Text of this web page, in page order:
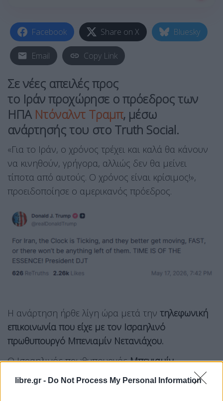
libre.gr - Do Not Process My Personal Information
Facebook Share on X Bluesky
Email Copy Link
Σε νέες απειλές προς
το Ιράνπροχώρησε ο πρόεδρος των
ΗΠΑ Ντόναλντ Τραμπ, μέσω
ανάρτησής του στο Truth Social.
«Για το Ιράν, ο χρόνος τρέχει και καλά θα κάνουν
να κινηθούν, γρήγορα, αλλιώς δεν θα μείνει
τίποτα από αυτούς. Ο χρόνος είναι κρίσιμος!»,
προειδοποίησε ο αμερικανός πρόεδρος.
Η ανάρτηση ήρθε λίγη ώρα μετά την τηλεφωνική
επικοινωνία που είχε με τον Ισραηλινό
πρωθυπουργό Μπενιαμίν Νετανιάχου.
Ο Ισραηλινός πρωθυπουργόςΜπενιαμίν
Νετανιάχου
και ο πρόεδρος των ΗΠΑΝτόναλντ